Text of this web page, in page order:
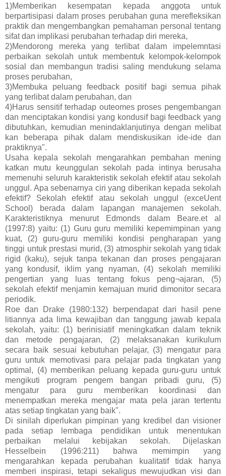
1)Memberikan kesempatan kepada anggota untuk
berpartisipasi dalam proses perubahan guna merefleksikan
praktik dan mengembangkan pemahaman personal tentang
sifat dan implikasi perubahan terhadap diri mereka,
2)Mendorong mereka yang terlibat dalam impelemntasi
perbaikan sekolah untuk membentuk kelompok-kelompok
sosial dan membangun tradisi saling mendukung selama
proses perubahan,
3)Membuka peluang feedback positif bagi semua pihak
yang terlibat dalam perubahan, dan
4)Harus sensitif terhadap outeomes proses pengembangan
dan menciptakan kondisi yang kondusif bagi feedback yang
dibutuhkan, kemudian menindaklanjutinya dengan melibat
kan beberapa pihak dalam mendiskusikan ide-ide dan
praktiknya".
Usaha kepala sekolah mengarahkan pembahan mening
katkan mutu keunggulan sekolah pada intinya berusaha
memenuhi seluruh karakteristik sekolah efektif atau sekolah
unggul. Apa sebenarnya ciri yang diberikan kepada sekolah
efektif? Sekolah efektif atau sekolah unggul (exceUent
School) berada dalam lapangan manajemen sekolah.
Karakteristiknya menurut Edmonds dalam Beare.et al
(1997:8) yaitu: (1) Guru guru memiliki kepemimpinan yang
kuat, (2) guru-guru memiliki kondisi pengharapan yang
tinggi untuk prestasi murid, (3) atmosphir sekolah yang tidak
rigid (kaku), sejuk tanpa tekanan dan proses pengajaran
yang kondusif, iklim yang nyaman, (4) sekolah memiliki
pengertian yang luas tentang fokus peng¬ajaran, (5)
sekolah efektif menjamin kemajuan murid dimonitor secara
periodik.
Roe dan Drake (1980:132) berpendapat dari hasil pene
litiannya ada lima kewajiban dan tanggung jawab kepala
sekolah, yaitu: (1) berinisiatif meningkatkan dalam teknik
dan metode pengajaran, (2) melaksanakan kurikulum
secara baik sesuai kebutuhan pelajar, (3) mengatur para
guru untuk memotivasi para pelajar pada tingkatan yang
optimal, (4) memberikan peluang kepada guru-guru untuk
mengikuti program pengem bangan pribadi guru, (5)
mengatur para guru memberikan koordinasi dan
menempatkan mereka mengajar mata pela jaran tertentu
atas setiap tingkatan yang baik".
Di sinilah diperlukan pimpinan yang kredibel dan visioner
pada setiap lembaga pendidikan untuk menentukan
perbaikan melalui kebijakan sekolah. Dijelaskan
Hesselbein (1996:211) bahwa memimpin yang
mengarahkan kepada perubahan kualitatif tidak hanya
memberi inspirasi, tetapi sekaligus mewujudkan visi dan